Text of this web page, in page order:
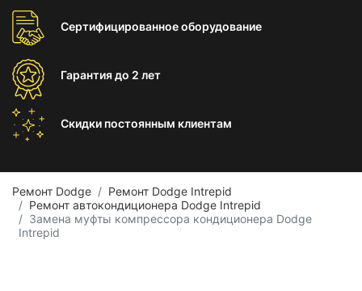
Сертифицированноеоборудование
Гарантиядо 2 лет
Скидки постоянным клиентам
Ремонт Dodge
Ремонт Dodge Intrepid
Ремонт автокондиционера Dodge Intrepid
Замена муфты компрессора кондиционера Dodge
Intrepid